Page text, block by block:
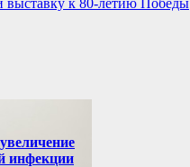
выставку к 80-летию Победы
инфекции